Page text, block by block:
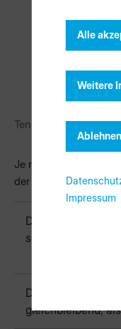
Tendenz Ausbringung
Je nachdem wie sich
der Pfeil die Tendenz
Die zweite Hälfte
schlechter als die
Die zweite Hälfte
gleichbleibend,
Alle
Weitere
Ablehnen
Impressum